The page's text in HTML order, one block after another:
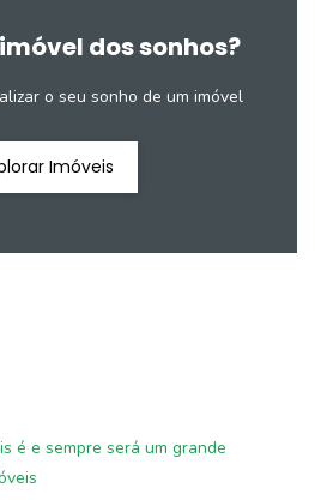
dos sonhos?
o seu sonho de um imóvel
Imóveis
é e sempre será um grande